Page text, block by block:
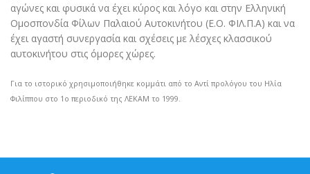
αγώνες και φυσικά να έχει κύρος και λόγο και στην Ελληνική
Ομοσπονδία Φίλων Παλαιού Αυτοκινήτου (Ε.Ο. ΦΙΛ.Π.Α) και να
έχει αγαστή συνεργασία και σχέσεις με λέσχες κλασσικού
αυτοκινήτου στις όμορες χώρες.
Για το ιστορικό χρησιμοποιήθηκε κομμάτι από το Αντί προλόγου του Ηλία
Φιλίππου στο 1ο περιοδικό της ΛΕΚΑΜ το 1999.